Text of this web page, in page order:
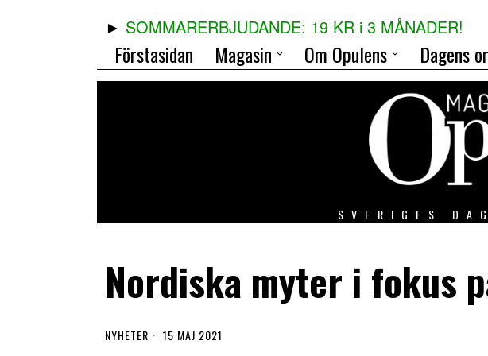
SOMMARERBJUDANDE: 19 KR i 3 MÅNADER!
Förstasidan Magasin Om Opulens Dagens
SVERIGES
Nordiska myter i fokus
NYHETER 15 MAJ 2021